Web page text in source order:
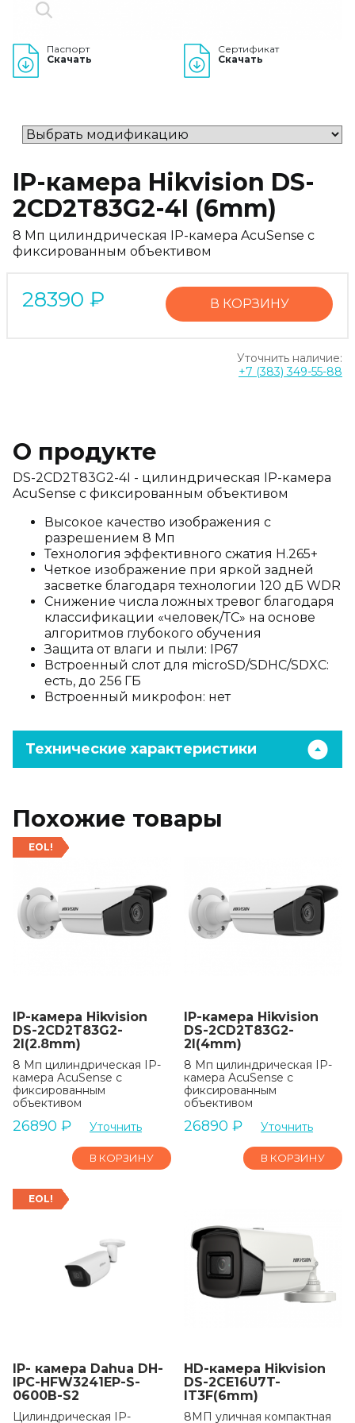
Паспорт
Скачать
Сертификат
Скачать
IP-камера Hikvision DS-
2CD2T83G2-4I (6mm)
8 Мп цилиндрическая IP-камера AcuSense с
фиксированным объективом
28390 ₽ В КОРЗИНУ
Уточнить наличие:
+7 (383) 349-55-88
О продукте
DS-2CD2T83G2-4I - цилиндрическая IP-камера
AcuSense с фиксированным объективом
Высокое качество изображения с
разрешением 8 Мп
Технология эффективного сжатия H.265+
Четкое изображение при яркой задней
засветке благодаря технологии 120 дБ WDR
Снижение числа ложных тревог благодаря
классификации «человек/ТС» на основе
алгоритмов глубокого обучения
Защита от влаги и пыли: IP67
Встроенный слот для microSD/SDHC/SDXC:
есть, до 256 ГБ
Встроенный микрофон: нет
Технические характеристики
Похожие товары
EOL!
IP-камера Hikvision
DS-2CD2T83G2-
2I(2.8mm)
8 Мп цилиндрическая IP-
камера AcuSense с
фиксированным
объективом
26890 ₽ Уточнить
В КОРЗИНУ
IP-камера Hikvision
DS-2CD2T83G2-
2I(4mm)
8 Мп цилиндрическая IP-
камера AcuSense с
фиксированным
объективом
26890 ₽ Уточнить
В КОРЗИНУ
EOL!
IP- камера Dahua DH-
IPC-HFW3241EP-S-
0600B-S2
Цилиндрическая IP-
HD-камера Hikvision
DS-2CE16U7T-
IT3F(6mm)
8МП уличная компактная